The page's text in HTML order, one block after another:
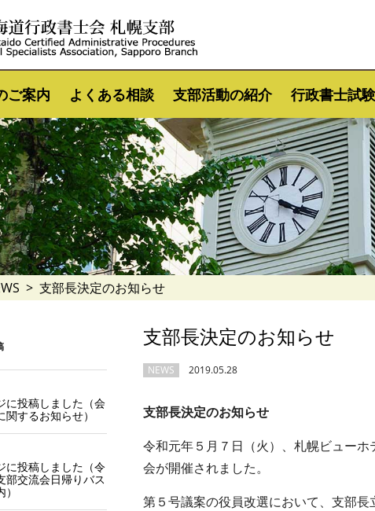
ご案内 よくある相談 支部活動の紹介 行政書士試
支部長決定のお知らせ
支部長決定のお知らせ
NEWS 2019.05.28
支部長決定のお知らせ
令和元年５月７日（火）、札幌ビュー
会が開催されました。
第５号議案の役員改選において、支部
に投稿しました（会
するお知らせ）
に投稿しました（令
部交流会日帰りバス